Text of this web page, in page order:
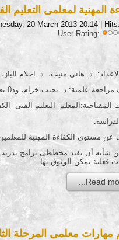
المهنية لمعلمى التعليم
20 March 2013 20:14 |
User Rating:
د. هانى منيب، د. احلام
علمية: د. نجيب خزام، ود0 نعيمة حسن.
المفتاحية:المعلم- التعليم الفنى-
عن مستوى الكفاءة المهنية
شأنه أن يفيد مخططى برامج تدريب
فعلية يمكن الوثوق بها
Read
مهارات معلمى المرحلة